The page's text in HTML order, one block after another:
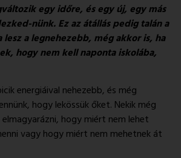
egy időre, és egy új, egy más
nünk. Ez az átállás pedig talán a
lesz a legnehezebb, még akkor is, ha
hogy nem kell naponta iskolába,
energiáival nehezebb, és még
hogy lekössük őket. Nekik még
hogy miért nem lehet
vagy hogy miért nem mehetnek át